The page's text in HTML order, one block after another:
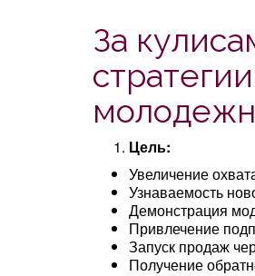
За
Цель:
Увеличение
Узнаваемость
Демонстрация
Привлечение
Запуск продаж
Получение